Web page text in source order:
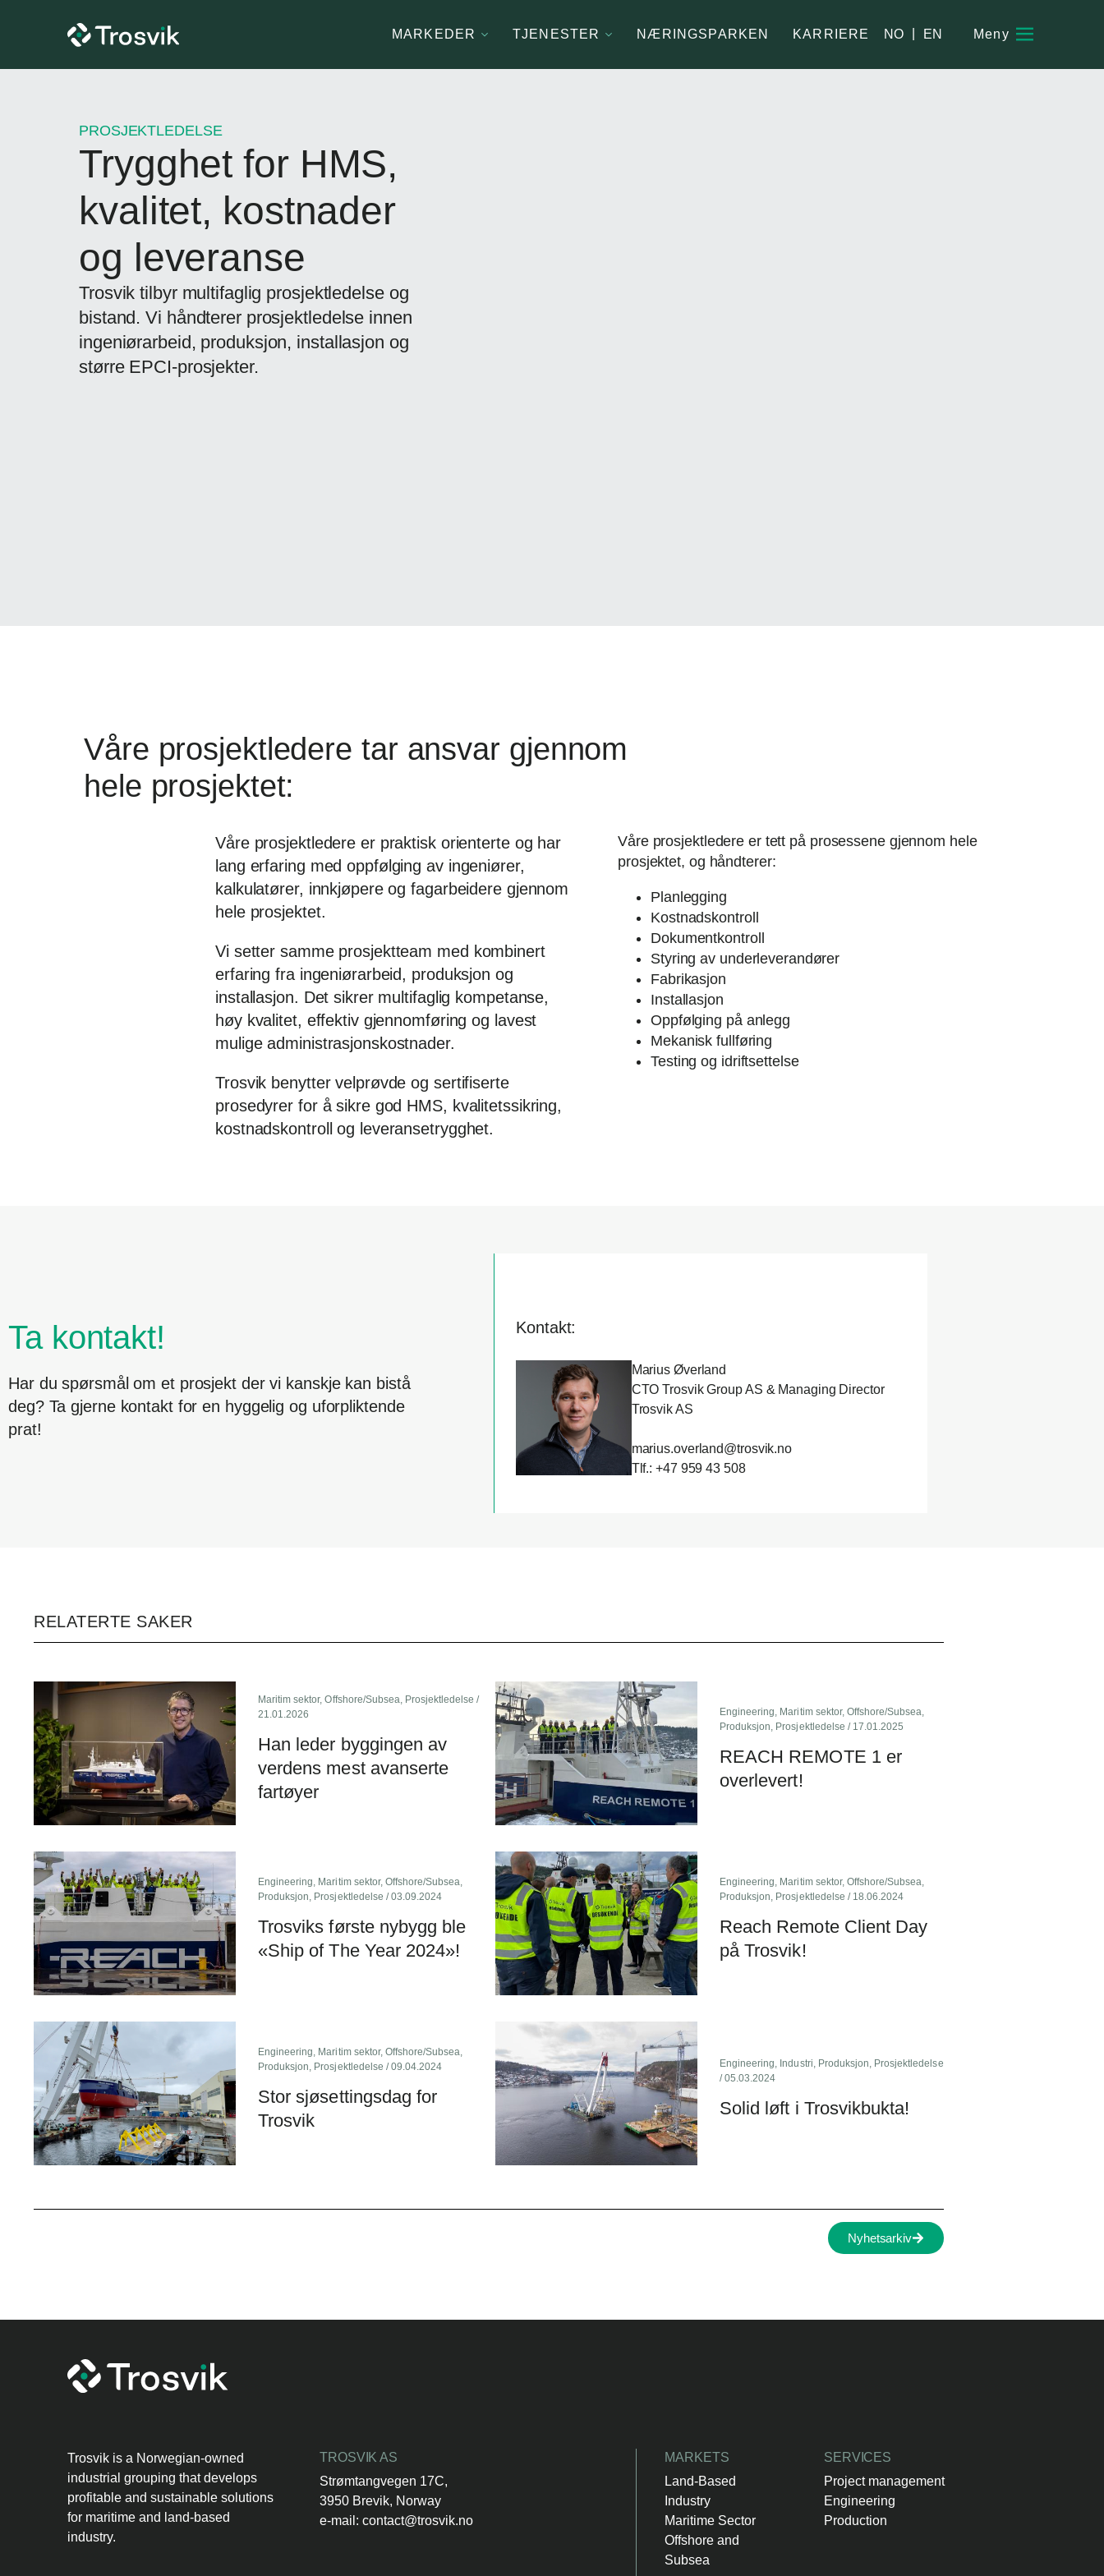
MARKEDER TJENESTER NÆRINGSPARKEN KARRIERE NO EN
PROSJEKTLEDELSE
Trygghet for HMS,
kvalitet, kostnader
og leveranse
Trosvik tilbyr multifaglig prosjektledelse og
bistand. Vi håndterer prosjektledelse innen
ingeniørarbeid, produksjon, installasjon og
større EPCI-prosjekter.
Våre prosjektledere tar ansvar gjennom
hele prosjektet:
Våre prosjektledere er praktisk orienterte og har
lang erfaring med oppfølging av ingeniører,
kalkulatører, innkjøpere og fagarbeidere gjennom
hele prosjektet.
Vi setter samme prosjektteam med kombinert
erfaring fra ingeniørarbeid, produksjon og
installasjon. Det sikrer multifaglig kompetanse,
høy kvalitet, effektiv gjennomføring og lavest
mulige administrasjonskostnader.
Trosvik benytter velprøvde og sertifiserte
prosedyrer for å sikre god HMS, kvalitetssikring,
kostnadskontroll og leveransetrygghet.
Våre prosjektledere er tett på prosessene gjennom hele
prosjektet, og håndterer:
Planlegging
Kostnadskontroll
Dokumentkontroll
Styring av underleverandører
Fabrikasjon
Installasjon
Oppfølging på anlegg
Mekanisk fullføring
Testing og idriftsettelse
Ta kontakt!
Har du spørsmål om et prosjekt der vi kanskje kan bistå
deg? Ta gjerne kontakt for en hyggelig og uforpliktende
prat!
Kontakt:
Marius Øverland
CTO Trosvik Group AS & Managing Director
Trosvik AS
marius.overland@trosvik.no
Tlf.: +47 959 43 508
RELATERTE SAKER
Maritim sektor,Offshore/Subsea, Prosjektledelse /
21.01.2026
Han leder byggingen av
verdens mest avanserte
fartøyer
Engineering Maritim sektor, Offshore/Subsea
Produksjon Prosjektledelse / 17.01.2025
REACH REMOTE 1 er
overlevert!
Engineering Maritim sektor, Offshore/Subsea
Produksjon Prosjektledelse / 03.09.2024
Trosviks første nybygg ble
«Ship of The Year 2024»!
Engineering Maritim sektor, Offshore/Subsea
Produksjon Prosjektledelse / 18.06.2024
Reach Remote Client Day
på Trosvik!
Engineering Maritim sektor, Offshore/Subsea
Produksjon Prosjektledelse / 09.04.2024
Stor sjøsettingsdag for
Trosvik
Engineering, Industri, Produksjon, Prosjektledelse
/ 05.03.2024
Solid løft i Trosvikbukta!
Nyhetsarkiv
Trosvik is a Norwegian-owned
industrial grouping that develops
profitable and sustainable solutions
for maritime and land-based
industry.
TROSVIK AS
Strømtangvegen 17C,
3950 Brevik, Norway
e-mail: contact@trosvik.no
MARKETS
Land-Based
Industry
Maritime Sector
Offshore and
Subsea
SERVICES
Project management
Engineering
Production